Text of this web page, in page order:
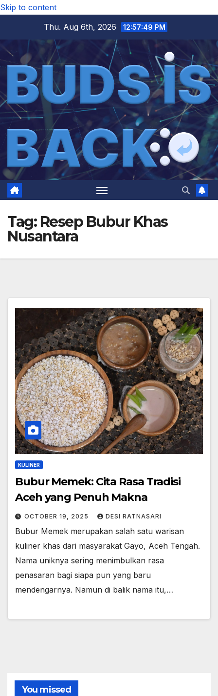
Skip to content
Thu. Aug 6th, 2026
12:57:50 PM
Tag: Resep Bubur Khas
Nusantara
KULINER
Bubur Memek: Cita Rasa Tradisi
Aceh yang Penuh Makna
OCTOBER 19, 2025 DESI RATNASARI
Bubur Memek merupakan salah satu warisan
kuliner khas dari masyarakat Gayo, Aceh Tengah.
Nama uniknya sering menimbulkan rasa
penasaran bagi siapa pun yang baru
mendengarnya. Namun di balik nama itu,…
You missed